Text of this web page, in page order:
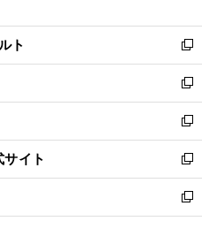
開
く
ウ
で
開
く
ン
ド
ウ
で
開
く
ウ
ィ
ン
ド
ウ
で
開
く
ト
新
し
い
ウ
ィ
ン
ド
ウ
で
開
新
し
い
ウ
ィ
ン
ド
ウ
新
し
い
ウ
ィ
ン
イト
新
し
い
ウ
新
し